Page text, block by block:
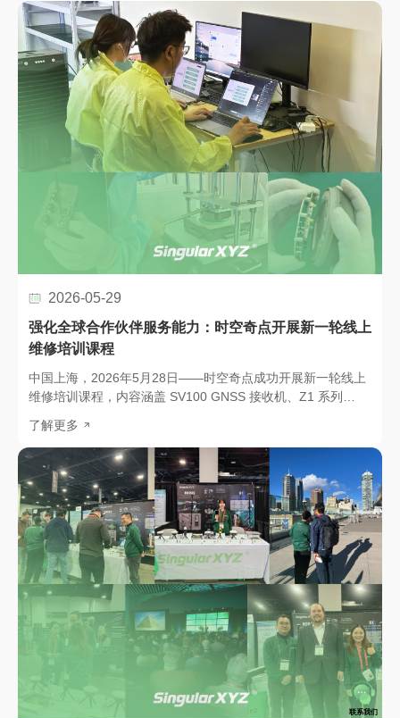
及地理空间技术交流的重要国际平台。时空奇点作为参展企业
亮相本次盛会，向来自全球的行业专业人士与合作伙伴展示了
一系列创新的测量、定位及地理空间解决方案。展位吸引了大
量观众驻足交流，许多访客对更高效、更智能的作业流程表现
出浓厚兴趣，同时也为行业内的技术交流与国际合作创造了宝
贵机会。
2026-05-29
强化全球合作伙伴服务能力：时空奇点开展新一轮线上
维修培训课程
中国上海，2026年5月28日——时空奇点成功开展新一轮线上
维修培训课程，内容涵盖 SV100 GNSS 接收机、Z1 系列
合作伙伴、强化本地化服务能力的重要举措，本次培训旨在帮
助合作伙伴为全球客户提供更快速、更专业、更高效的本地维
修服务。
了解更多
联系我们